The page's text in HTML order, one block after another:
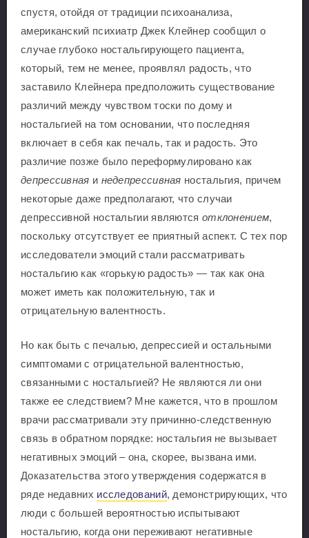
спустя, отойдя от традиции психоанализа,
американский психиатр Джек Клейнер сообщил о
случае глубоко ностальгирующего пациента,
который, тем не менее, проявлял радость, что
заставило Клейнера предположить существование
различий между чувством тоски по дому и
ностальгией на том основании, что последняя
включает в себя как печаль, так и радость. Это
различие позже было переформулировано как
депрессивная и недепрессивная ностальгия, причем
некоторые даже предполагают, что случаи
депрессивной ностальгии являются отклонением,
поскольку отсутствует ее приятный аспект. С тех пор
исследователи эмоций стали рассматривать
ностальгию как «горькую радость» — так как она
может иметь как положительную, так и
отрицательную валентность.
Но как быть с печалью, депрессией и остальными
симптомами с отрицательной валентностью,
связанными с ностальгией? Не являются ли они
также ее следствием? Мне кажется, что в прошлом
врачи рассматривали эту причинно-следственную
связь в обратном порядке: ностальгия не вызывает
негативных эмоций – она, скорее, вызвана ими.
Доказательства этого утверждения содержатся в
ряде недавних исследований, демонстрирующих, что
люди с большей вероятностью испытывают
ностальгию, когда они переживают негативные